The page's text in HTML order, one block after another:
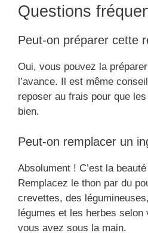
Questions
Peut-on préparer cette
Oui, vous pouvez la
l’avance. Il est même
reposer au frais pour que
bien.
Peut-on remplacer un
Absolument ! C’est la
Remplacez le thon par du
crevettes, des
légumes et les herbes selon
vous avez sous la main.